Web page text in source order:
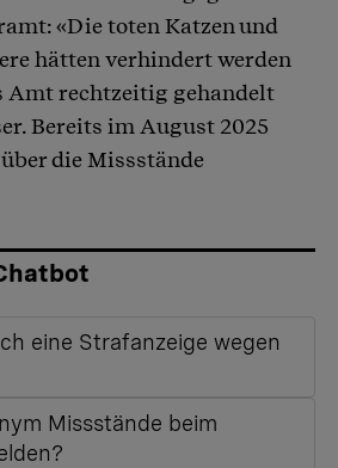
«Die toten Katzen und
hätten verhindert werden
Amt rechtzeitig gehandelt
Bereits im August 2025
die Missstände
eine Strafanzeige wegen
Missstände beim